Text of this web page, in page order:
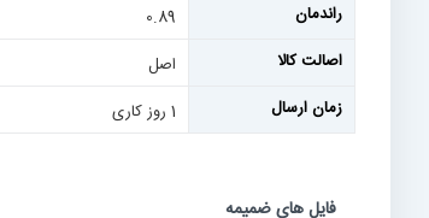
راندمان
0.89
اصالت کالا
اصل
زمان ارسال
1 روز کاری
فایل های ضمیمه